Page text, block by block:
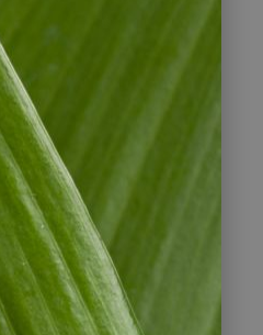
individuelles,
Angebot.
4